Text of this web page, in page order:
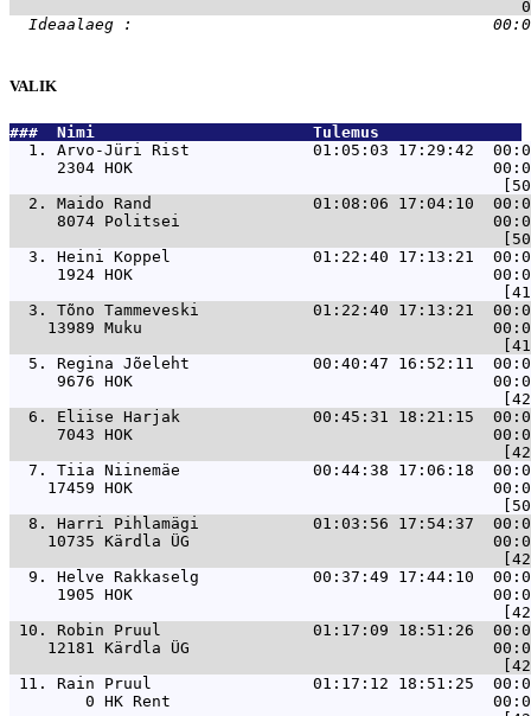
VALIK
###  Nimi                       Tulemus
  1.
Arvo-Jüri Rist             01:05:03 17:29:42
2304 HOK
  2.
Maido Rand                 01:08:06 17:04:10
8074 Politsei
  3.
Heini Koppel               01:22:40 17:13:21
1924 HOK
  3.
Tõno Tammeveski            01:22:40 17:13:21
13989 Muku
  5.
Regina Jõeleht             00:40:47 16:52:11
9676 HOK
  6.
Eliise Harjak              00:45:31 18:21:15
7043 HOK
  7.
Tiia Niinemäe              00:44:38 17:06:18
17459 HOK
  8.
Harri Pihlamägi            01:03:56 17:54:37
10735 Kärdla ÜG
  9.
Helve Rakkaselg            00:37:49 17:44:10
1905 HOK
10. Robin Pruul                01:17:09 18:51:26
12181 Kärdla ÜG
11. Rain Pruul                 01:17:12 18:51:25
0 HK Rent